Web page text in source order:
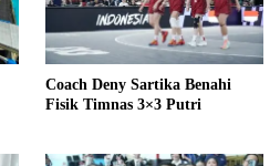
Coach Deny Sartika Benahi
Fisik Timnas 3×3 Putri